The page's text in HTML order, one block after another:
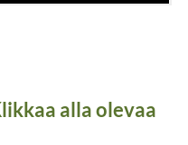
alla olevaa